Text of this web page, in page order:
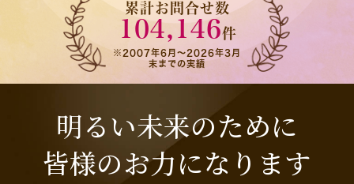
累計お問合せ数
104,146件
※2007年6月～2026年3月
末までの実績
明るい未来のために
皆様のお力になります